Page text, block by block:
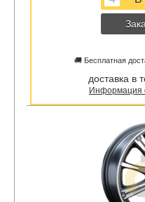
🚚 Бесплатная
доставка в
Информация